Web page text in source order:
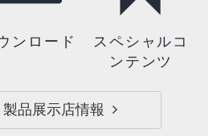
ンロード
スペシャルコ
ンテンツ
品展示店情報